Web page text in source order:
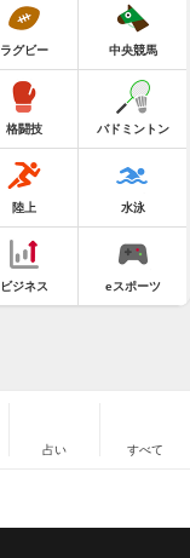
ラグビー 中央競馬
格闘技 バドミントン
陸上 水泳
ビジネス eスポーツ
占い すべて